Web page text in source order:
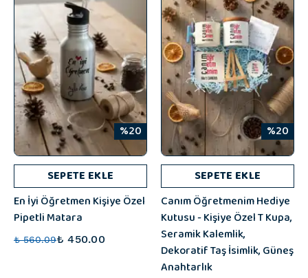
%20
SEPETE EKLE
En İyi Öğretmen Kişiye Özel
Pipetli Matara
₺ 560.09₺ 450.00
%20
SEPETE EKLE
Canım Öğretmenim Hediye
Kutusu - Kişiye Özel T Kupa,
Seramik Kalemlik,
Dekoratif Taş İsimlik, Güneş
Anahtarlık